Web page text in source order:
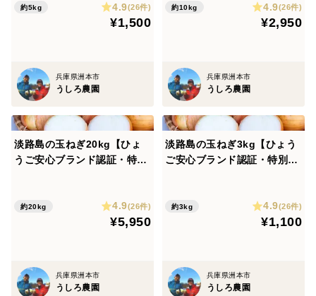
約5kg 4.9(26件)
¥1,500
兵庫県洲本市
うしろ農園
り
約10kg 4.9(26件)
¥2,950
兵庫県洲本市
うしろ農園
淡路島の玉ねぎ20kg【ひょ
うご安心ブランド認証・特別
り
約20kg 4.9(26件)
¥5,950
兵庫県洲本市
うしろ農園
淡路島の玉ねぎ3kg【ひょう
ご安心ブランド認証・特別栽
約3kg 4.9(26件)
¥1,100
兵庫県洲本市
うしろ農園